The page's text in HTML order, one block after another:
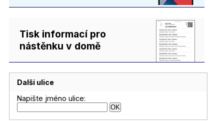
Tisk informací pro
nástěnku v domě
Další ulice
Napište jméno ulice: